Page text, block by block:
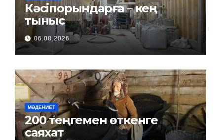
Кәсіпорындарға – кең
тыныс
06.08.2026
МӘДЕНИЕТ
200 теңгемен өткенге
саяхат